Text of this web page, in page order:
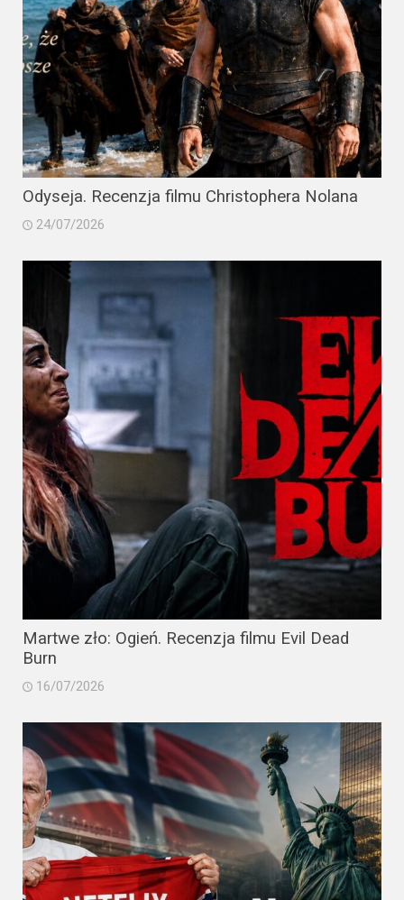
Odyseja. Recenzja filmu Christophera Nolana
24/07/2026
Martwe zło: Ogień. Recenzja filmu Evil Dead
Burn
16/07/2026